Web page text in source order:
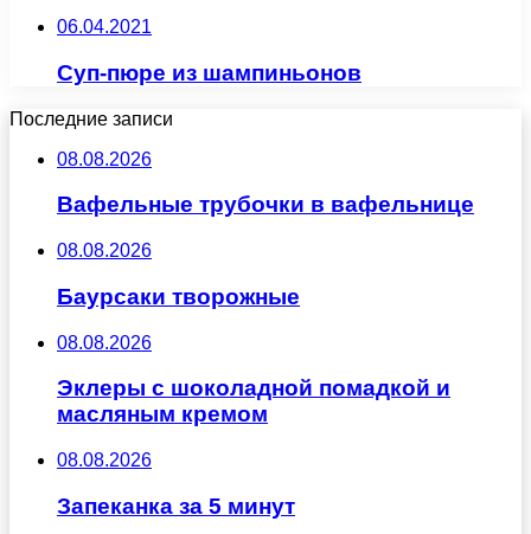
06.04.2021
Суп-пюре из шампиньонов
Последние записи
08.08.2026
Вафельные трубочки в вафельнице
08.08.2026
Баурсаки творожные
08.08.2026
Эклеры с шоколадной помадкой и
масляным кремом
08.08.2026
Запеканка за 5 минут